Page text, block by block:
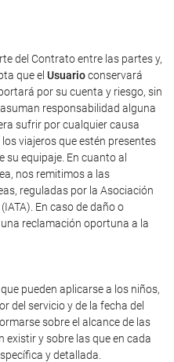
del Contrato entre las partes y,
que el Usuarioconservará
por su cuenta y riesgo, sin
asuman responsabilidad alguna
sufrir por cualquier causa
viajeros que estén presentes
su equipaje. En cuanto al
nos remitimos a las
reguladas por la Asociación
En caso de daño o
reclamación oportuna a la
pueden aplicarse a los niños,
del servicio y de la fecha del
sobre el alcance de las
existir y sobre las que en cada
y detallada.